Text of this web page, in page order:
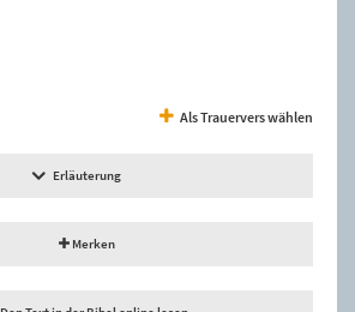
Als Trauervers wählen
Erläuterung
Merken